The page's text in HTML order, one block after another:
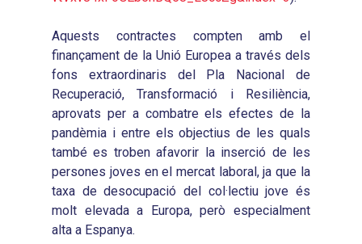
Aquests contractes compten amb el
finançament de la Unió Europea a través dels
fons extraordinaris del Pla Nacional de
Recuperació, Transformació i Resiliència,
aprovats per a combatre els efectes de la
pandèmia i entre els objectius de les quals
també es troben afavorir la inserció de les
persones joves en el mercat laboral, ja que la
taxa de desocupació del col·lectiu jove és
molt elevada a Europa, però especialment
alta a Espanya.